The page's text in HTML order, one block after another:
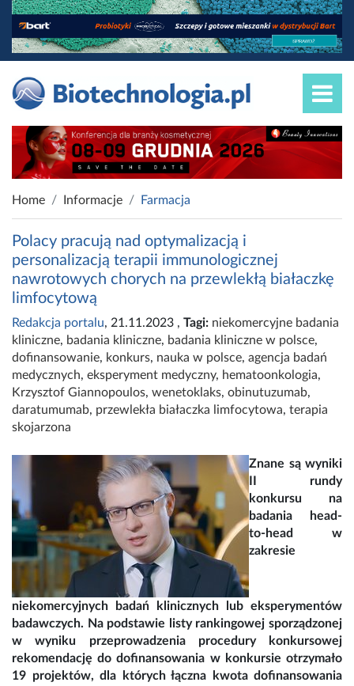
Home Informacje Farmacja
Polacy pracują nad optymalizacją i
personalizacją terapii immunologicznej
nawrotowych chorych na przewlekłą białaczkę
limfocytową
Redakcja portalu, 21.11.2023 , Tagi: niekomercyjne badania
kliniczne, badania kliniczne, badania kliniczne w polsce,
dofinansowanie, konkurs, nauka w polsce, agencja badań
medycznych, eksperyment medyczny, hematoonkologia,
Krzysztof Giannopoulos, wenetoklaks, obinutuzumab,
daratumumab, przewlekła białaczka limfocytowa, terapia
skojarzona
Znane są wyniki
II rundy
konkursu na
badania head-
to-head w
zakresie
niekomercyjnych badań klinicznych lub eksperymentów
badawczych. Na podstawie listy rankingowej sporządzonej
w wyniku przeprowadzenia procedury konkursowej
rekomendację do dofinansowania w konkursie otrzymało
19 projektów, dla których łączna kwota dofinansowania